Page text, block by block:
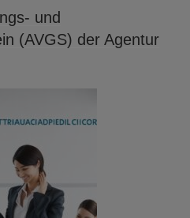
und
(AVGS) der Agentur